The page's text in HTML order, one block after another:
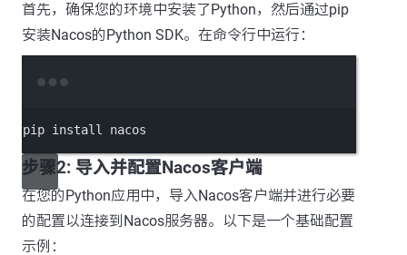
首先，确保您的环境中安装了Python，然后通过pip
安装Nacos的Python SDK。在命令行中运行：
pip install nacos
步骤2: 导入并配置Nacos客户端
在您的Python应用中，导入Nacos客户端并进行必要
的配置以连接到Nacos服务器。以下是一个基础配置
示例：